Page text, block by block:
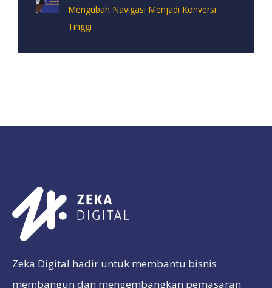
Mengubah Navigasi Menjadi Konversi
Tinggi
Zeka Digital hadir untuk membantu bisnis
membangun dan mengembangkan pemasaran